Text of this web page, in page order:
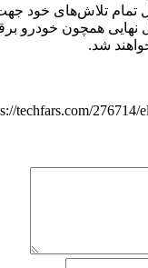
تلاش‌های خود جهت
همچون خودرو برقی
شد.